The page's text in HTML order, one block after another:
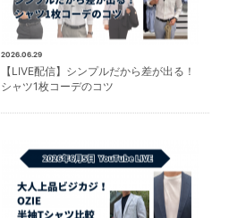
2026.06.29
【LIVE配信】シンプルだから差が出る！
シャツ1枚コーデのコツ